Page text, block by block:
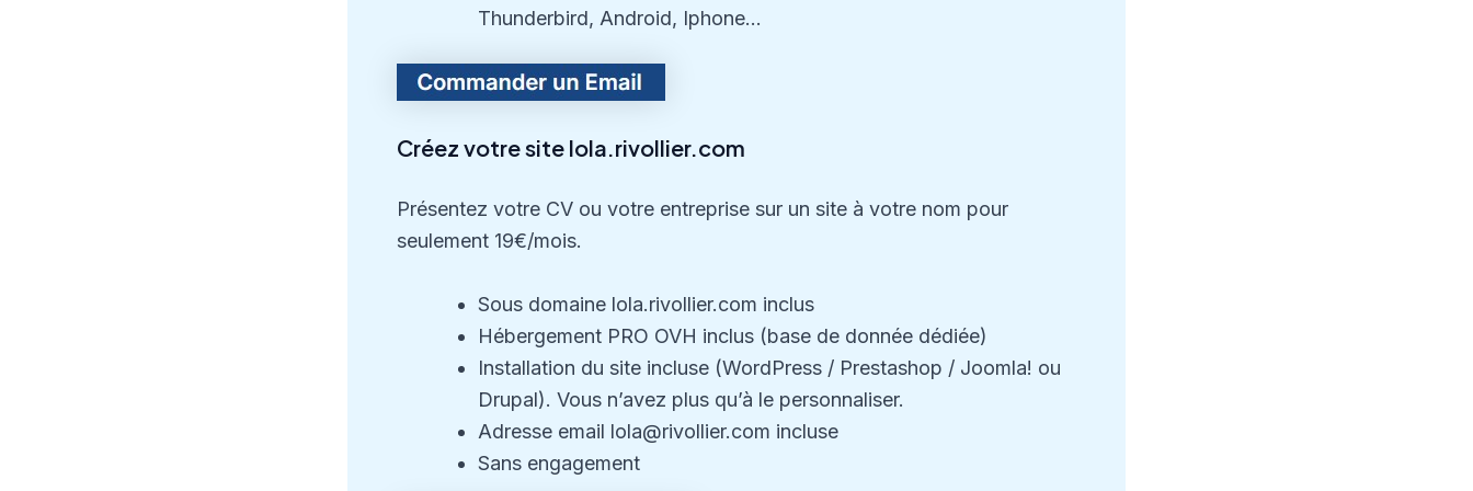
Thunderbird, Android, Iphone…
Créez votre site lola.rivollier.com
Présentez votre CV ou votre entreprise sur un site à votre nom pour
seulement 19€/mois.
Sous domaine lola.rivollier.com inclus
Hébergement PRO OVH inclus (base de donnée dédiée)
Installation du site incluse (WordPress / Prestashop / Joomla! ou
Drupal). Vous n’avez plus qu’à le personnaliser.
Adresse email lola@rivollier.com incluse
Sans engagement